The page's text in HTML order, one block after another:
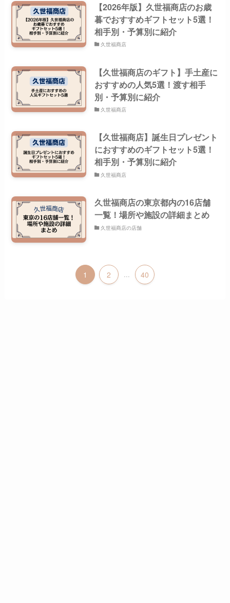
【2026年版】久世福商店のお歳
暮でおすすめギフトセット5選！
相手別・予算別に紹介
久世福商店
【久世福商店のギフト】手土産に
おすすめの人気5選！渡す相手
別・予算別に紹介
久世福商店
【久世福商店】誕生日プレゼント
におすすめのギフトセット5選！
相手別・予算別に紹介
久世福商店
久世福商店の東京都内の16店舗
一覧！場所や施設の詳細まとめ
久世福商店の店舗
1 2 ... 40